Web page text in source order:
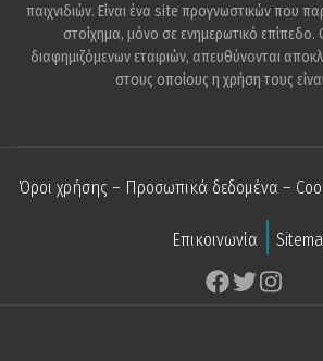
παιχνιδιών. Είναι ένα site προγνωστικών που
στοίχημα, μόνο σε ενημερωτικό επίπεδο.
διαφημιζόμενων εταιριών, απευθύνονται
στους οποίους η χρήση τους
Όροι χρήσης – Προσωπικά δεδομένα –
Επικοινωνία